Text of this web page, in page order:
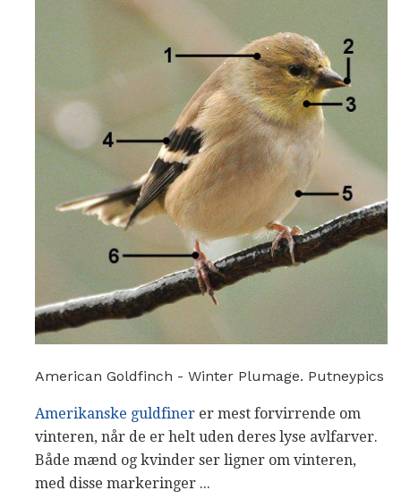
American Goldfinch - Winter Plumage. Putneypics
Amerikanske guldfiner er mest forvirrende om
vinteren, når de er helt uden deres lyse avlfarver.
Både mænd og kvinder ser ligner om vinteren,
med disse markeringer ...